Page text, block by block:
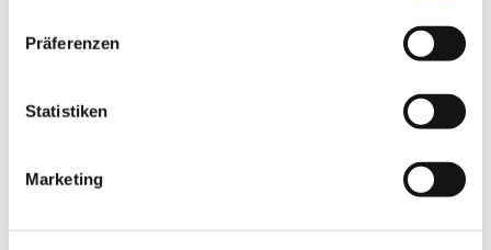
Präferenzen
Statistiken
Marketing